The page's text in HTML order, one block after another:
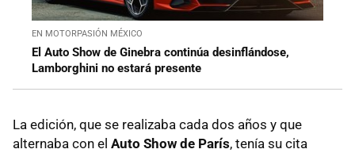
EN MOTORPASIÓN MÉXICO
El Auto Show de Ginebra continúa desinflándose,
Lamborghini no estará presente
La edición, que se realizaba cada dos años y que
alternaba con el Auto Show de París, tenía su cita